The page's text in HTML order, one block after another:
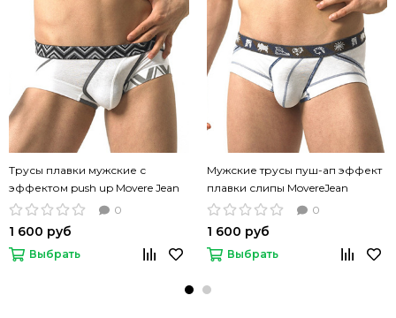
Трусы плавки мужские с
эффектом push up Movere Jean
umbd105 белые
0
1 600 руб
Выбрать
Мужские трусы пуш-ап эффект
плавки слипы MovereJean
umbd102 с надписью
0
1 600 руб
Выбрать